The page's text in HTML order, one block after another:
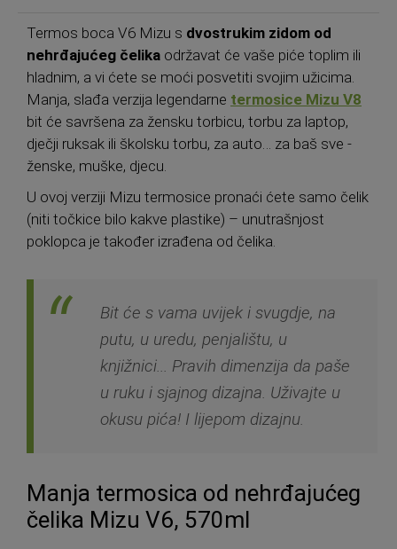
Termos boca V6 Mizu s dvostrukim zidom od
nehrđajućeg čelika održavat će vaše piće toplim ili
hladnim, a vi ćete se moći posvetiti ​​svojim užicima.
Manja, slađa verzija legendarne termosice Mizu V8
bit će savršena za žensku torbicu, torbu za laptop,
dječji ruksak ili školsku torbu, za auto… za baš sve -
ženske, muške, djecu.
U ovoj verziji Mizu termosice pronaći ćete samo čelik
(niti točkice bilo kakve plastike) – unutrašnjost
poklopca je također izrađena od čelika.
Bit će s vama uvijek i svugdje, na
putu, u uredu, penjalištu, u
knjižnici... Pravih dimenzija da paše
u ruku i sjajnog dizajna. Uživajte u
okusu pića! I lijepom dizajnu.
Manja termosica od nehrđajućeg
čelika Mizu V6, 570ml